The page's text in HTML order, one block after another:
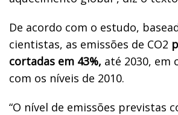
De acordo com o estudo,
cientistas, as emissões de CO2
cortadas em 43%, até 2030, em
com os níveis de 2010.
“O nível de emissões previstas